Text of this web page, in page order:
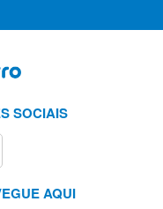
SOCIAIS
AQUI